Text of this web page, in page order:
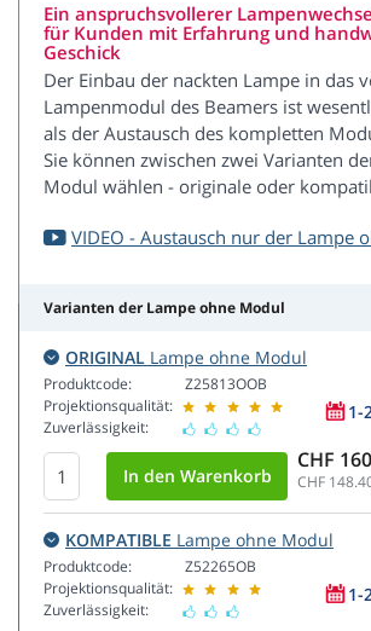
Ein anspruchsvollerer
für Kunden mit Erfahrung und
Geschick
Der Einbau der nackten Lampe in das
Lampenmodul des Beamers ist
als der Austausch des kompletten
Sie können zwischen zwei Varianten
Modul wählen - originale oder
VIDEO - Austausch nur der Lampe
Varianten der Lampe ohne Modul
ORIGINAL Lampe ohne Modul
Produktcode:
Projektionsqualität:
Zuverlässigkeit:
Z25813OOB
1-
CHF
CHF
KOMPATIBLE Lampe ohne Modul
Produktcode:
Projektionsqualität:
Zuverlässigkeit:
Z52265OB
1-